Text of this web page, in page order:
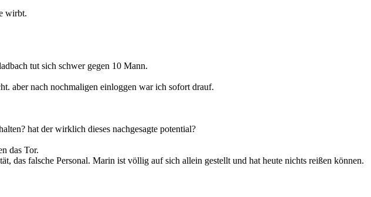
wirbt.
tut sich schwer gegen 10 Mann.
aber nach nochmaligen einloggen war ich sofort drauf.
hat der wirklich dieses nachgesagte potential?
das Tor.
das falsche Personal. Marin ist völlig auf sich allein gestellt und hat heute nichts reißen können.